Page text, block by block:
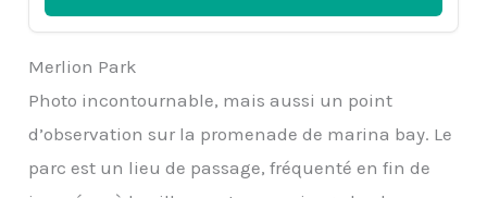
Merlion Park
Photo incontournable, mais aussi un point
d’observation sur la promenade de marina bay. Le
parc est un lieu de passage, fréquenté en fin de